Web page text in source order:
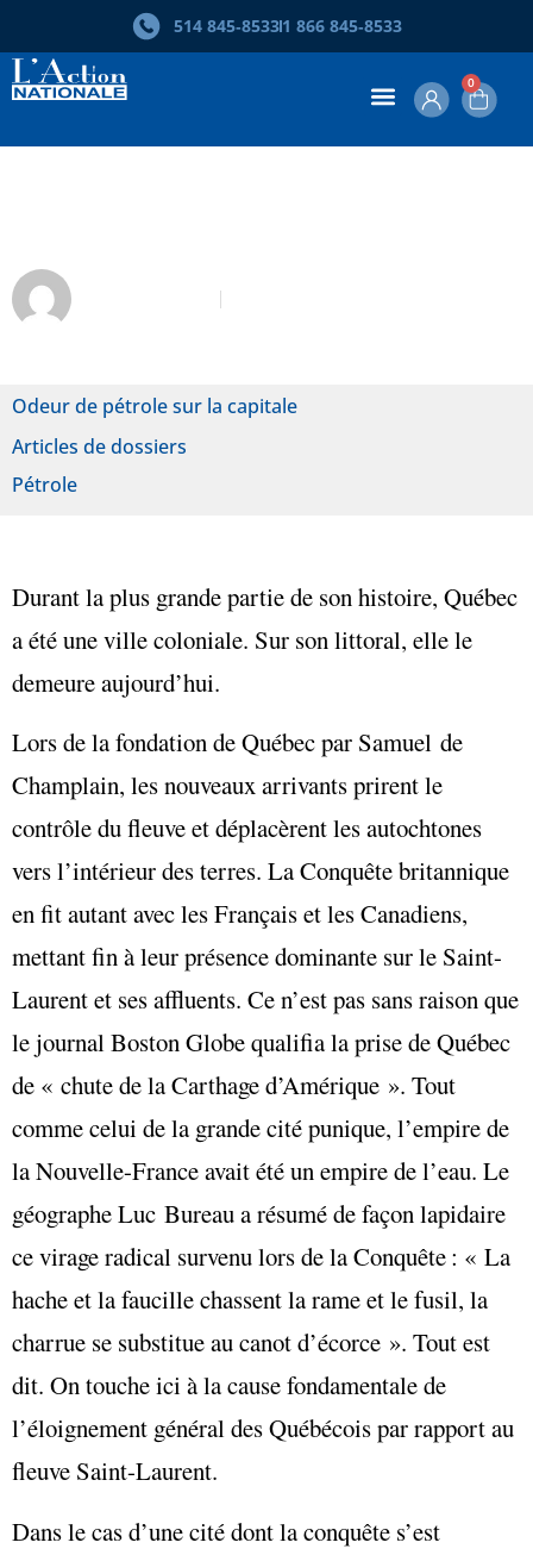
514 845‑85331 866 845‑8533
0
Odeur de pétrole sur la capitale
Articles de dossiers
Pétrole
Durant la plus grande partie de son histoire, Québec
a été une ville coloniale. Sur son littoral, elle le
demeure aujourd’hui.
Lors de la fondation de Québec par Samuel de
Champlain, les nouveaux arrivants prirent le
contrôle du fleuve et déplacèrent les autochtones
vers l’intérieur des terres. La Conquête britannique
en fit autant avec les Français et les Canadiens,
mettant fin à leur présence dominante sur le Saint-
Laurent et ses affluents. Ce n’est pas sans raison que
le journal Boston Globe qualifia la prise de Québec
de « chute de la Carthage d’Amérique ». Tout
comme celui de la grande cité punique, l’empire de
la Nouvelle-France avait été un empire de l’eau. Le
géographe Luc Bureau a résumé de façon lapidaire
ce virage radical survenu lors de la Conquête : « La
hache et la faucille chassent la rame et le fusil, la
charrue se substitue au canot d’écorce ». Tout est
dit. On touche ici à la cause fondamentale de
l’éloignement général des Québécois par rapport au
fleuve Saint-Laurent.
Dans le cas d’une cité dont la conquête s’est